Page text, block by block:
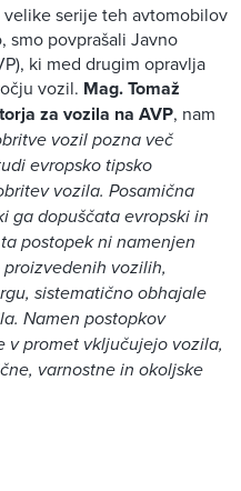
serije teh avtomobilov
smo povprašali Javno
ki med drugim opravlja
vozil. Mag. Tomaž
za vozila na AVP, nam
vozil pozna več
evropsko tipsko
vozila. Posamična
ga dopuščata evropski in
postopek ni namenjen
vozilih,
sistematično obhajale
Namen postopkov
v promet vključujejo vozila,
varnostne in okoljske